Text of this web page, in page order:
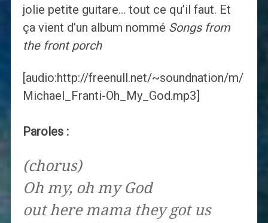
jolie petite guitare… tout ce qu’il faut. Et
ça vient d’un album nommé Songs from
the front porch
[audio:http://freenull.net/~soundnation/m/
Michael_Franti-Oh_My_God.mp3]
Paroles :
(chorus)
Oh my, oh my God
out here mama they got us